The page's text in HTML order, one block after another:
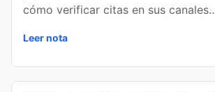
cómo verificar citas en sus
Leer nota